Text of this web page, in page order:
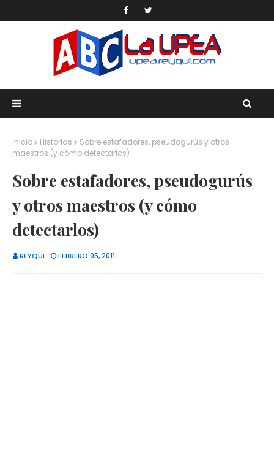
Inicio Historias
Sobre estafadores, pseudogurús y otros
maestros (y cómo detectarlos)
Sobre estafadores, pseudogurús
y otros maestros (y cómo
detectarlos)
REYQUI FEBRERO 05, 2011